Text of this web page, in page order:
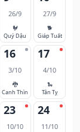
26/9
🐓
Quý Dậu
27/9
🐕
Giáp Tuất
16
3/10
🐉
Canh Thìn
17
4/10
🐍
Tân Tỵ
23
10/10
24
11/10